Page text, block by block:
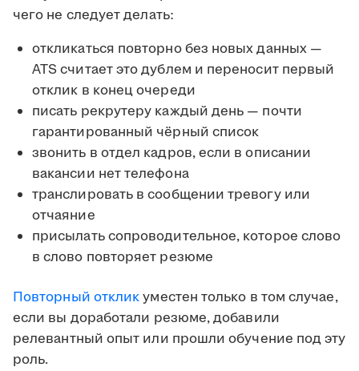
чего не следует делать:
откликаться повторно без новых данных —
ATS считает это дублем и переносит первый
отклик в конец очереди
писать рекрутеру каждый день — почти
гарантированный чёрный список
звонить в отдел кадров, если в описании
вакансии нет телефона
транслировать в сообщении тревогу или
отчаяние
присылать сопроводительное, которое слово
в слово повторяет резюме
Повторный откликуместен только в том случае,
если вы доработали резюме, добавили
релевантный опыт или прошли обучение под эту
роль.